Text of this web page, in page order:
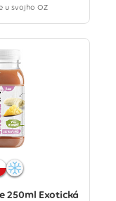
u svojho OZ
250ml Exotická